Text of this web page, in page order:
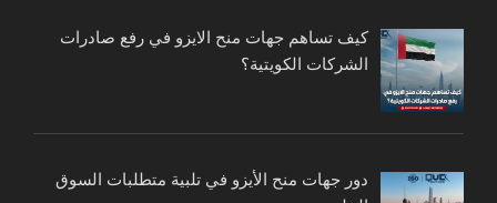
كيف تساهم جهات منح الايزو في رفع صادرات
الشركات الكويتية؟
دور جهات منح الأيزو في تلبية متطلبات السوق